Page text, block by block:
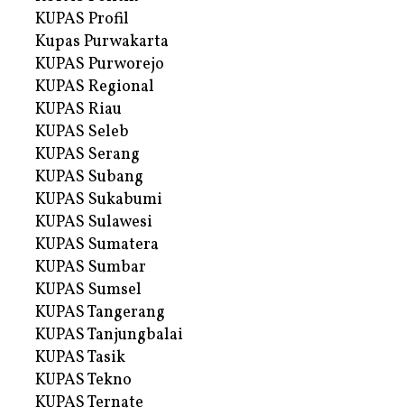
KUPAS Profil
Kupas Purwakarta
KUPAS Purworejo
KUPAS Regional
KUPAS Riau
KUPAS Seleb
KUPAS Serang
KUPAS Subang
KUPAS Sukabumi
KUPAS Sulawesi
KUPAS Sumatera
KUPAS Sumbar
KUPAS Sumsel
KUPAS Tangerang
KUPAS Tanjungbalai
KUPAS Tasik
KUPAS Tekno
KUPAS Ternate